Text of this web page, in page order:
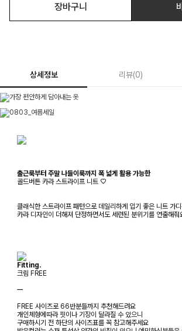
장바구니
상세정보 리뷰(0)
출근룩부터 주말 나들이룩까지 폭 넓게 활용 가능한
골드버튼 카라 스트라이프 니트 ♡
클래식한 스트라이프 패턴으로 데일리하게 입기 좋은 니트 가
카라 디자인이 더해져 단정하면서도 세련된 분위기를 연출해줘
Fitting.
크림 FREE
ㅡ
FREE 사이즈로 66반분들까지 추천해드려요
개인체형에따라 핏이나 기장이 달라질 수 있으니
구매하시기 전 하단의 사이즈표를 꼭 참고해주세요